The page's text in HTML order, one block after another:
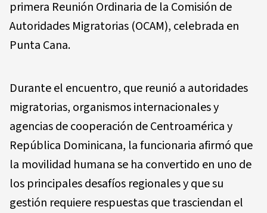
primera Reunión Ordinaria de la Comisión de
Autoridades Migratorias (OCAM), celebrada en
Punta Cana.
Durante el encuentro, que reunió a autoridades
migratorias, organismos internacionales y
agencias de cooperación de Centroamérica y
República Dominicana, la funcionaria afirmó que
la movilidad humana se ha convertido en uno de
los principales desafíos regionales y que su
gestión requiere respuestas que trasciendan el